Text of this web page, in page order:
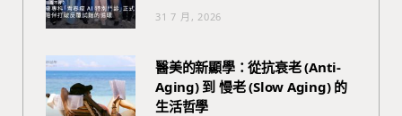
31 7 月, 2026
醫美的新顯學：從抗衰老 (Anti-
Aging) 到 慢老 (Slow Aging) 的
生活哲學